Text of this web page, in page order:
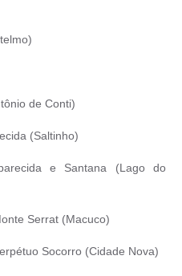
de Conti)
(Saltinho)
e Santana (Lago do
Serrat (Macuco)
Socorro (Cidade Nova)